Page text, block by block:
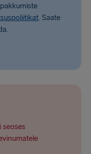
. Saate
seoses